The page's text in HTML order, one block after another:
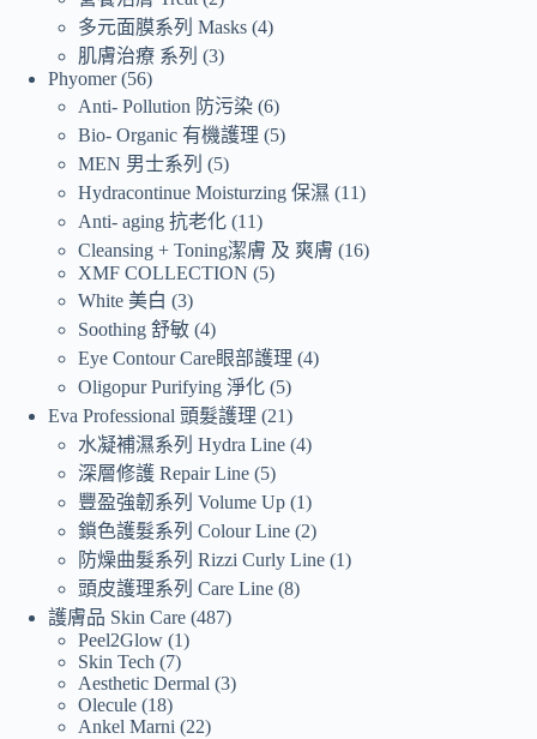
多元面膜系列 Masks 4
肌膚治療 系列
3
Phyomer 56
Anti- Pollution 防污染 6
Bio- Organic 有機護理
5
MEN 男士系列
5
Hydracontinue Moisturzing 保濕
11
Anti- aging 抗老化 11
Cleansing + Toning潔膚 及 爽膚
16
XMF COLLECTION
5
White 美白
3
Soothing 舒敏 4
Eye Contour Care眼部護理 4
Oligopur Purifying 淨化 5
Eva Professional 頭髮護理
21
水凝補濕系列 Hydra Line 4
深層修護 Repair Line 5
豐盈強韌系列 Volume Up 1
鎖色護髮系列 Colour Line 2
防燥曲髮系列 Rizzi Curly Line 1
頭皮護理系列 Care Line 8
護膚品 Skin Care 487
Peel2Glow 1
Skin Tech
7
Aesthetic Dermal 3
Olecule 18
Ankel Marni
22